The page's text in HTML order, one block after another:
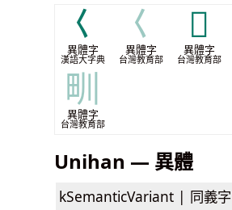
𡿨
異體字
漢語大字典
𡿨
異體字
台灣教育部
𣸋
異體字
台灣教育部
甽
異體字
台灣教育部
Unihan — 異體
kSemanticVariant | 同義字